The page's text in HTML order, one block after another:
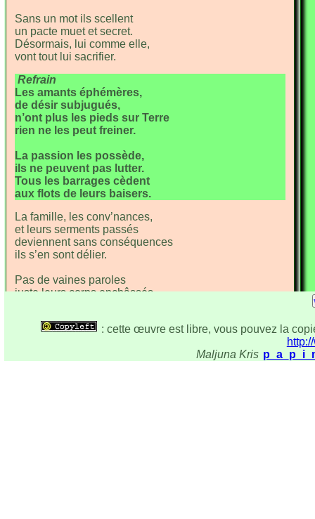
Sans un mot ils scellent
un pacte muet et secret.
Désormais, lui comme elle,
vonttout lui sacrifier.
Refrain
Les amants éphémères,
de désir subjugués,
n’ont plus les pieds sur Terre
rien ne les peut freiner.
La passion les possède,
ils ne peuvent pas lutter.
Tous les barrages cèdent
aux flots de leurs baisers.
La famille, les conv’nances,
et leurs serments passés
deviennent sans conséquences
ils s’en sont délier.
Pas de vaines paroles
juste leurs corps enchâssés.
: cette œuvre est libre, vous pouvez la
Maljuna Kris